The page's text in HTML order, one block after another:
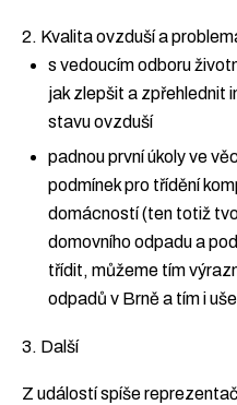
2. Kvalita ovzduší a
s vedoucím odboru
jak zlepšit a zpřehlednit
stavu ovzduší
padnou první úkoly ve
podmínek pro třídění
domácností (ten totiž
domovního odpadu a
třídit, můžeme tím
odpadů v Brně a tím i
3. Další
Z událostí spíše